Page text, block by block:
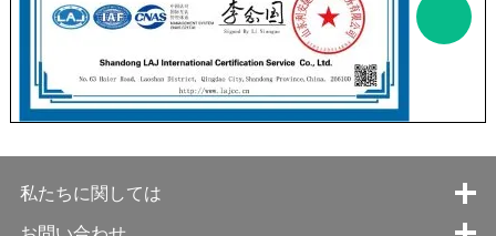
私たちに関しては